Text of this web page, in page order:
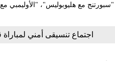
مع هليوبوليس"، "الأوليمبي
اجتماع تنسيقى أمني